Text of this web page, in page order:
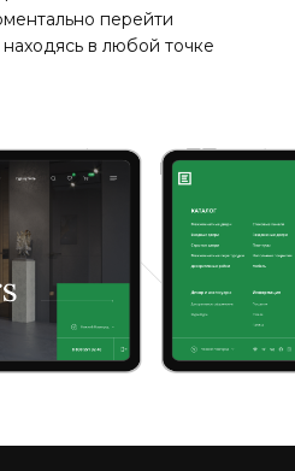
перейти
в любой точке